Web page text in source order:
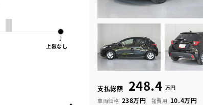
上限なし
支払総額 248.4 万円
車両価格 238万円 諸費用 10.4万円